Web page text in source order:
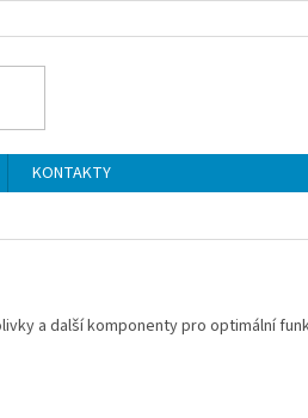
KONTAKTY
a další komponenty pro optimální